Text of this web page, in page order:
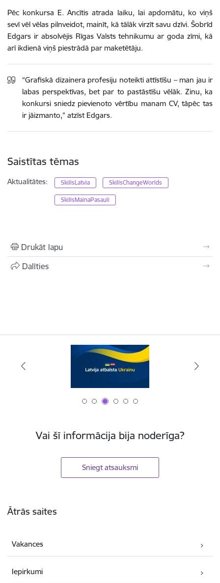
Pēc konkursa E. Ancītis atrada laiku, lai apdomātu, ko viņš
sevī vēl vēlas pilnveidot, mainīt, kā tālāk virzīt savu dzīvi. Šobrīd
Edgars ir absolvējis Rīgas Valsts tehnikumu ar goda zīmi, kā
arī ikdienā viņš piestrādā par maketētāju.
“Grafiskā dizainera profesiju noteikti attīstīšu – man jau ir
labas perspektīvas, bet par to pastāstīšu vēlāk. Zinu, ka
konkursi sniedz pievienoto vērtību manam CV, tāpēc tas
ir jāizmanto,” atzīst Edgars.
Saistītas tēmas
Aktualitātes: SkillsLatvia SkillsChangeWorlds
SkillsMainaPasauli
Drukāt lapu
Dalīties
Vai šī informācija bija noderīga?
Sniegt atsauksmi
Ātrās saites
Vakances
Iepirkumi